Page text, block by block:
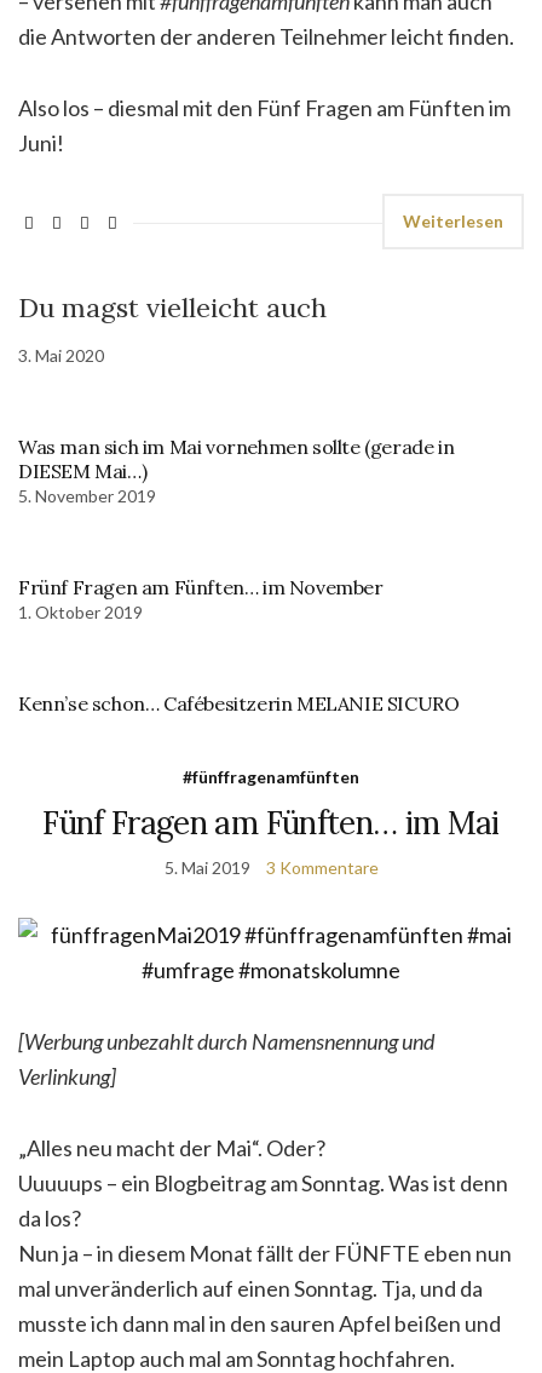
die Antworten der anderen Teilnehmer leicht finden.
Also los – diesmal mit den Fünf Fragen am Fünften im
Juni!
Weiterlesen
Du magst vielleicht auch
3. Mai 2020
Was man sich im Mai vornehmen sollte (gerade in
DIESEM Mai…)
5. November 2019
Frünf Fragen am Fünften… im November
1. Oktober 2019
Kenn’se schon… Cafébesitzerin MELANIE SICURO
#fünffragenamfünften
Fünf Fragen am Fünften… im Mai
5. Mai 2019 3 Kommentare
[Werbung unbezahlt durch Namensnennung und
Verlinkung]
„Alles neu macht der Mai“. Oder?
Uuuuups – ein Blogbeitrag am Sonntag. Was ist denn
da los?
Nun ja – in diesem Monat fällt der FÜNFTE eben nun
mal unveränderlich auf einen Sonntag. Tja, und da
musste ich dann mal in den sauren Apfel beißen und
mein Laptop auch mal am Sonntag hochfahren.